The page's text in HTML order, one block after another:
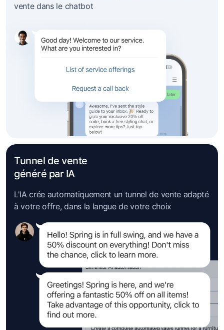
vente dans le chatbot
Tunnel de vente
généré par IA
L'IA crée automatiquement un tunnel de vente adapté
à votre offre, dans la langue de votre choix